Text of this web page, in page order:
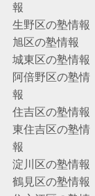
報
生野区の塾情報
旭区の塾情報
城東区の塾情報
阿倍野区の塾情
報
住吉区の塾情報
東住吉区の塾情
報
淀川区の塾情報
鶴見区の塾情報